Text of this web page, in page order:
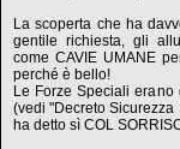
La scoperta che ha
gentile richiesta, gli
come CAVIE UMANE
perché è bello!
Le Forze Speciali
(vedi "Decreto
ha detto sì COL